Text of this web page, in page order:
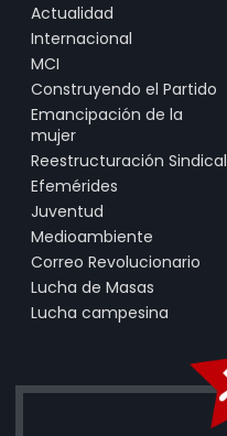
Actualidad
Internacional
MCI
Construyendo el Partido
Emancipación de la
mujer
Reestructuración Sindical
Efemérides
Juventud
Medioambiente
Correo Revolucionario
Lucha de Masas
Lucha campesina